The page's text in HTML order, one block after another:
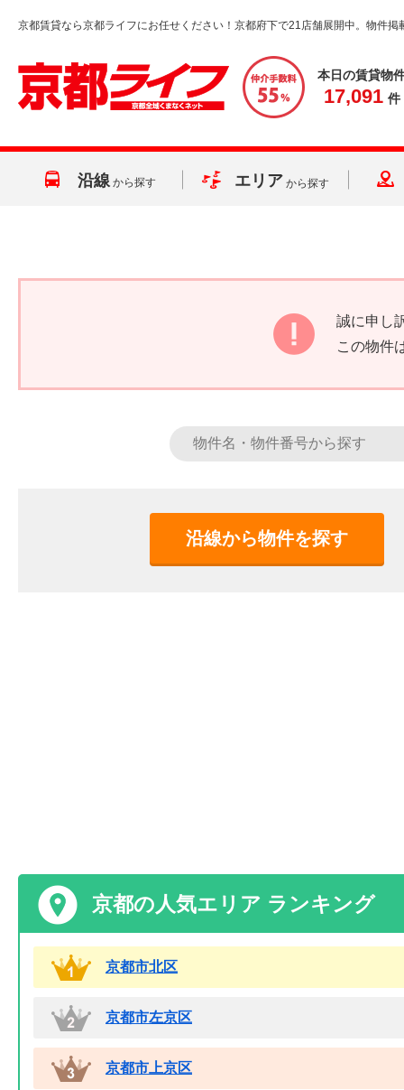
京都賃貸なら京都ライフにお任せください！京都府下で21店舗展開中。物件掲
本日の賃貸物
17,091 件
沿線 から探す エリア から探す
誠に申し
この物件
沿線から物件を探す
京都の人気エリア ランキング
京都市北区
京都市左京区
京都市上京区